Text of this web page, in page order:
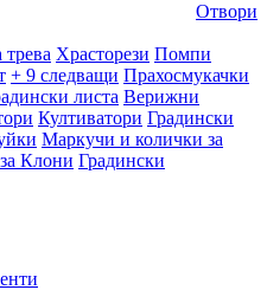
Отвори
Храсторези Помпи
+ 9 следващи Прахосмукачки
листа Верижни
Култиватори Градински
Маркучи и колички за
Клони Градински